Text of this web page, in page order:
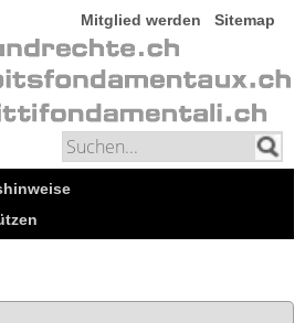
Mitglied werden Sitemap